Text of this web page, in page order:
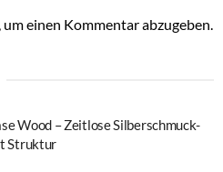
um einen Kommentar abzugeben.
Wood – Zeitlose Silberschmuck-
Struktur